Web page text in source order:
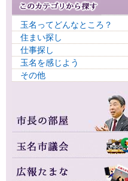
玉名ってどんなところ？
住まい探し
仕事探し
玉名を感じよう
その他